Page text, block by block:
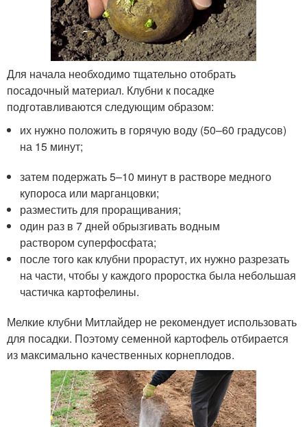
Для начала необходимо тщательно отобрать
посадочный материал. Клубни к посадке
подготавливаются следующим образом:
их нужно положить в горячую воду (50–60 градусов)
на 15 минут;
затем подержать 5–10 минут в растворе медного
купороса или марганцовки;
разместить для проращивания;
один раз в 7 дней обрызгивать водным
раствором суперфосфата;
после того как клубни прорастут, их нужно разрезать
на части, чтобы у каждого проростка была небольшая
частичка картофелины.
Мелкие клубни Митлайдер не рекомендует использовать
для посадки. Поэтому семенной картофель отбирается
из максимально качественных корнеплодов.